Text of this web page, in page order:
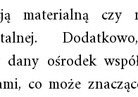
materialną czy
ośrodek
co może